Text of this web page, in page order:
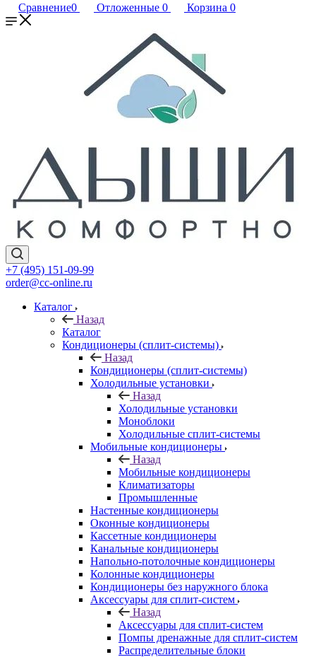
Сравнение0 Отложенные 0 Корзина 0
+7 (495) 151-09-99
order@cc-online.ru
Каталог
Назад
Каталог
Кондиционеры (сплит-системы)
Назад
Кондиционеры (сплит-системы)
Холодильные установки
Назад
Холодильные установки
Моноблоки
Холодильные сплит-системы
Мобильные кондиционеры
Назад
Мобильные кондиционеры
Климатизаторы
Промышленные
Настенные кондиционеры
Оконные кондиционеры
Кассетные кондиционеры
Канальные кондиционеры
Напольно-потолочные кондиционеры
Колонные кондиционеры
Кондиционеры без наружного блока
Аксессуары для сплит-систем
Назад
Аксессуары для сплит-систем
Помпы дренажные для сплит-систем
Распределительные блоки